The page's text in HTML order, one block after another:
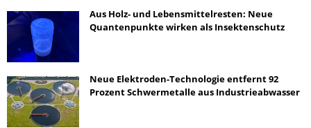
Aus Holz- und Lebensmittelresten: Neue
Quantenpunkte wirken als Insektenschutz
Neue Elektroden-Technologie entfernt 92
Prozent Schwermetalle aus Industrieabwasser